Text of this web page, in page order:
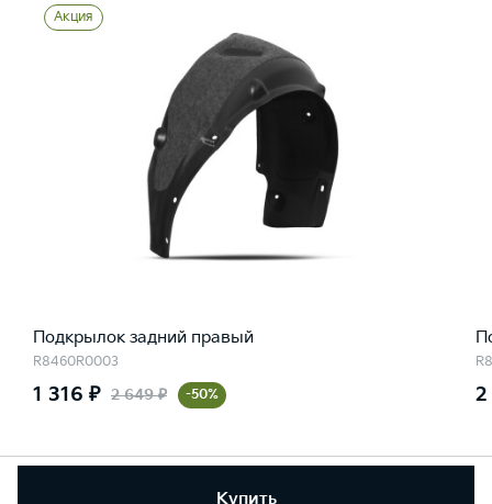
Купить
Акция
Подкрылок задний правый
R8460R0003
1 316 ₽ 2 649 ₽ -50% 2